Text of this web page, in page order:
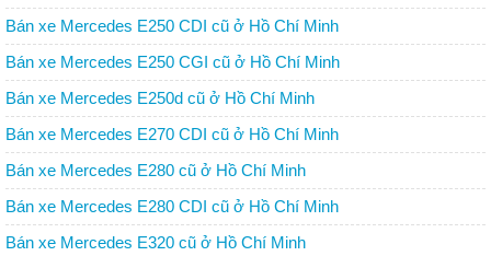
Bán xe Mercedes E250 CDI cũ ở Hồ Chí Minh
Bán xe Mercedes E250 CGI cũ ở Hồ Chí Minh
Bán xe Mercedes E250d cũ ở Hồ Chí Minh
Bán xe Mercedes E270 CDI cũ ở Hồ Chí Minh
Bán xe Mercedes E280 cũ ở Hồ Chí Minh
Bán xe Mercedes E280 CDI cũ ở Hồ Chí Minh
Bán xe Mercedes E320 cũ ở Hồ Chí Minh